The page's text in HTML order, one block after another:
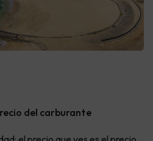
del carburante